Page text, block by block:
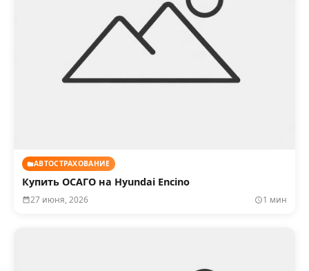
АВТОСТРАХОВАНИЕ
Купить ОСАГО на Hyundai Encino
27 июня, 2026 1 мин